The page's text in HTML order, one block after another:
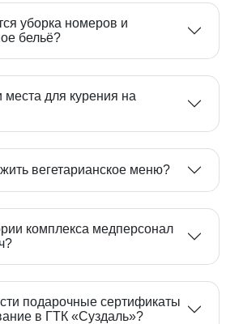
уборка номеров и
бельё?
для курения на
вегетарианское меню?
комплекса медперсонал
подарочные сертификаты
в ГТК «Суздаль»?